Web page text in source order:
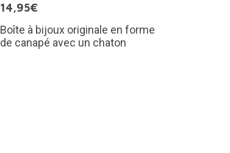
14,95€
Boîte à bijoux originale en forme
de canapé avec un chaton